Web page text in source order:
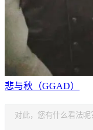
悲与秋（GGAD）